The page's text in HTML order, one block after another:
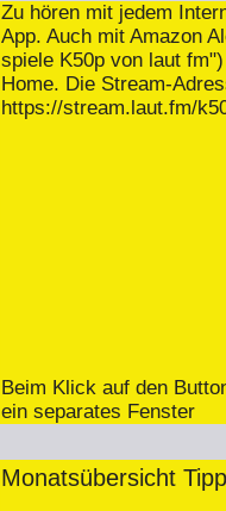
Zu hören mit jedem
App. Auch mit Amazon
spiele K50p von laut
Home. Die Stream-
https://stream.laut.fm/
Beim Klick auf den
ein separates Fenster
Monatsübersicht